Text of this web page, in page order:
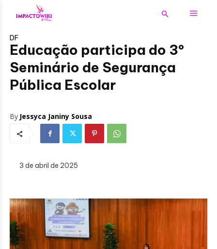
DF
Educação participa do 3º
Seminário de Segurança
Pública Escolar
By Jessyca Janiny Sousa
3 de abril de 2025